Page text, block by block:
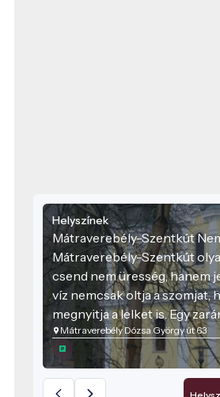
Helyszínek
Mátraverebély-Szentkút
Mátraverebély-Szentkút
csend nem üresség, hanem
víz nemcsak oltja a szomjat,
megnyitja a lelket is. Egy
amely egyszerre őrzi a múltat,
jelent, és felelősséget vállal a
méltó célpontja a
értékalapú turizmusnak.
Mátraverebély Dózsa György út 63